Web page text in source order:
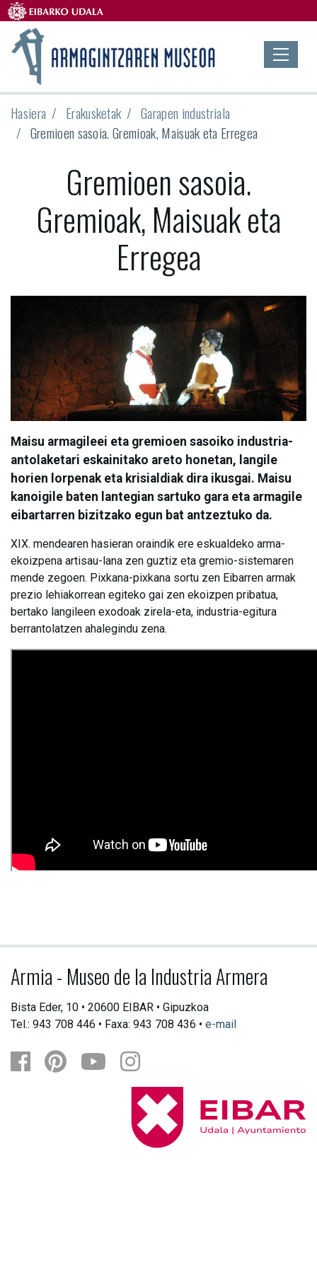
Hasiera Erakusketak
Garapen industriala
Gremioen sasoia. Gremioak, Maisuak eta Erregea
Gremioen sasoia.
Gremioak, Maisuak eta
Erregea
Maisu armagileei eta gremioen sasoiko industria-
antolaketari eskainitako areto honetan, langile
horien lorpenak eta krisialdiak dira ikusgai. Maisu
kanoigile baten lantegian sartuko gara eta armagile
eibartarren bizitzako egun bat antzeztuko da.
XIX. mendearen hasieran oraindik ere eskualdeko arma-
ekoizpena artisau-lana zen guztiz eta gremio-sistemaren
mende zegoen. Pixkana-pixkana sortu zen Eibarren armak
prezio lehiakorrean egiteko gai zen ekoizpen pribatua,
bertako langileen exodoak zirela-eta, industria-egitura
berrantolatzen ahalegindu zena.
Armia - Museo de la Industria Armera
Bista Eder, 10 • 20600 EIBAR • Gipuzkoa
Tel.: 943 708 446 • Faxa: 943 708 436 • e-mail